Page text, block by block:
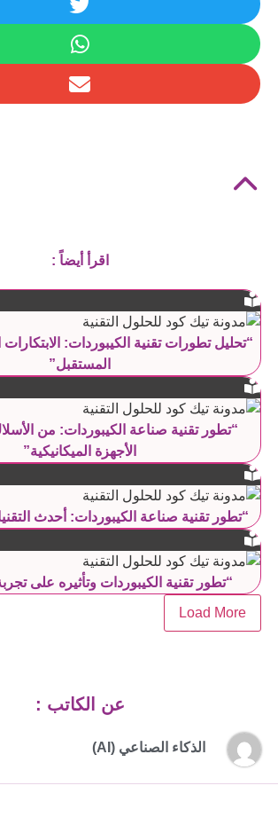
اقرأ أيضاً :
“تحليل تطورات تقنية الكيبوردات:
المستقبل”
“تطور تقنية صناعة الكيبوردات: من
الأجهزة الميكانيكية”
“تطور تقنية صناعة الكيبوردات: أحدث
“تطور تقنية الكيبوردات وتأثيره على
Load More
عن الكاتب :
الذكاء الصناعي (AI)